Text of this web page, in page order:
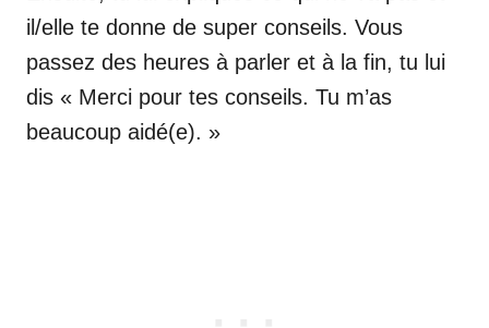
il/elle te donne de super conseils. Vous
passez des heures à parler et à la fin, tu lui
dis « Merci pour tes conseils. Tu m’as
beaucoup aidé(e). »